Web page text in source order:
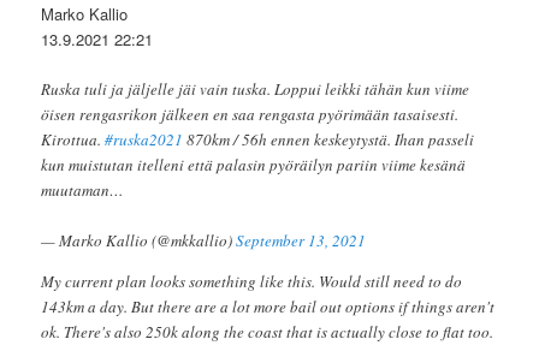
Marko Kallio
13.9.2021 22:21
Ruska tuli ja jäljelle jäi vain tuska. Loppui leikki tähän kun viime
öisen rengasrikon jälkeen en saa rengasta pyörimään tasaisesti.
Kirottua.#ruska2021 870km / 56h ennen keskeytystä. Ihan passeli
kun muistutan itelleni että palasin pyöräilyn pariin viime kesänä
muutaman…
— Marko Kallio (@mkkallio)September 13, 2021
My current plan looks something like this. Would still need to do
143km a day. But there are a lot more bail out options if things aren't
ok. There's also 250k along the coast that is actually close to flat too.